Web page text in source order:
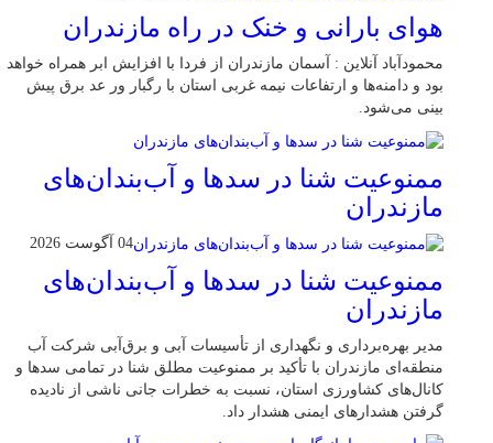
هوای بارانی و خنک در راه مازندران
محمودآباد آنلاین : آسمان مازندران از فردا با افزایش ابر همراه خواهد
بود و دامنه‌ها و ارتفاعات نیمه غربی استان با رگبار ور عد برق پیش
بینی می‌شود.
ممنوعیت شنا در سدها و آب‌بندان‌‌های
مازندران
04 آگوست 2026
ممنوعیت شنا در سدها و آب‌بندان‌‌های
مازندران
مدیر بهره‌برداری و نگهداری از تأسیسات آبی و برق‌آبی شرکت آب
منطقه‌ای مازندران با تأکید بر ممنوعیت مطلق شنا در تمامی سدها و
کانال‌های کشاورزی استان، نسبت به خطرات جانی ناشی از نادیده
گرفتن هشدارهای ایمنی هشدار داد.